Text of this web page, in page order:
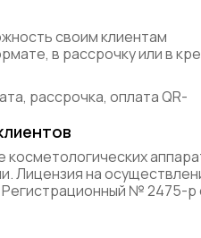
своим клиентам
в рассрочку или в
рассрочка, оплата QR-
косметологических
Лицензия на
№ 2475-р